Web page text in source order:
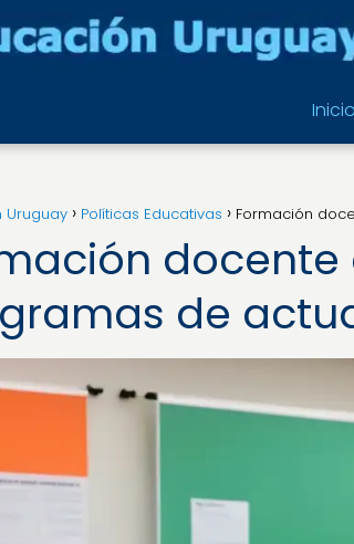
Inicio
Uruguay Políticas Educativas Formación
de